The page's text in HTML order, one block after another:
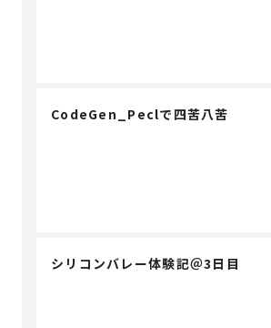
CodeGen_Peclで四苦八苦
シリコンバレー体験記＠3日目